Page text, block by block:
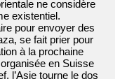
ne considère
existentiel.
pour envoyer des
se fait prier pour
à la prochaine
en Suisse
l’Asie tourne le dos